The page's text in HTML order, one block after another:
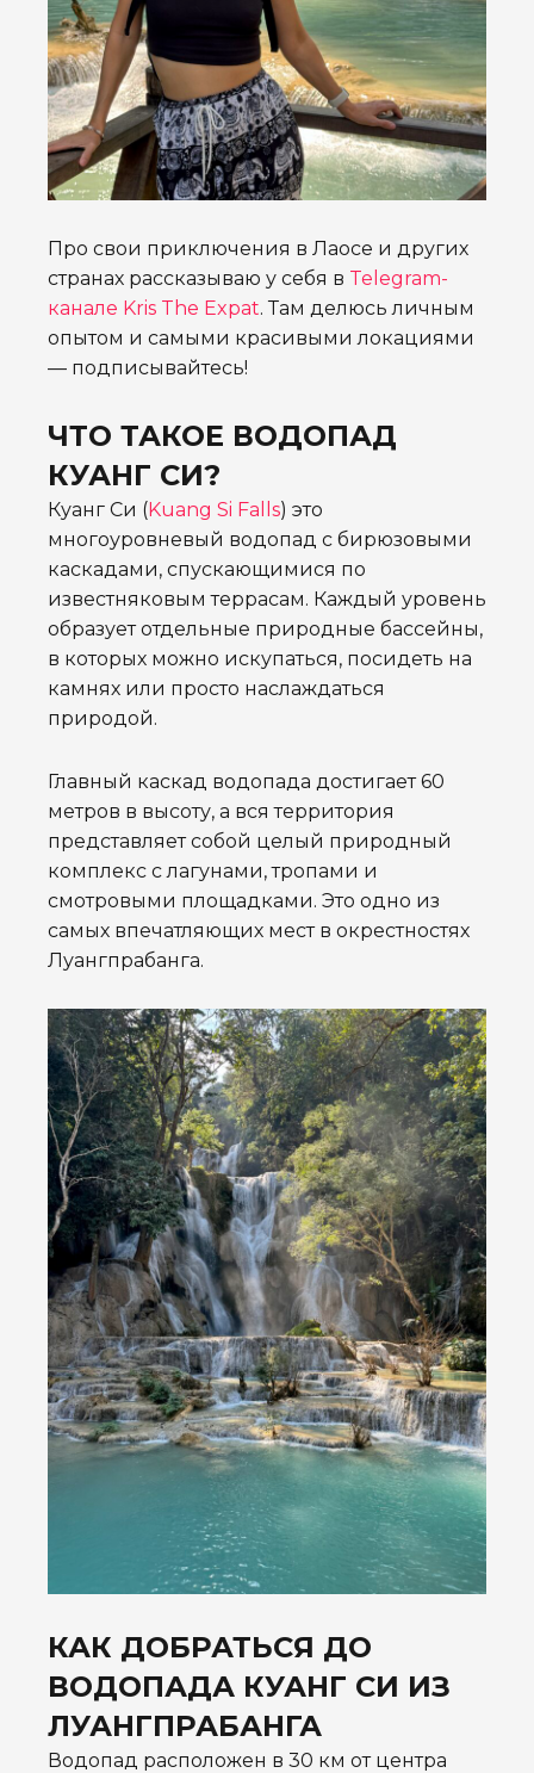
Про свои приключения в Лаосе и других
странах рассказываю у себя в Telegram-
канале Kris The Expat. Там делюсь личным
опытом и самыми красивыми локациями
— подписывайтесь!
ЧТО ТАКОЕ ВОДОПАД
КУАНГ СИ?
Куанг Си (Kuang Si Falls) это
многоуровневый водопад с бирюзовыми
каскадами, спускающимися по
известняковым террасам. Каждый уровень
образует отдельные природные бассейны,
в которых можно искупаться, посидеть на
камнях или просто наслаждаться
природой.
Главный каскад водопада достигает 60
метров в высоту, а вся территория
представляет собой целый природный
комплекс с лагунами, тропами и
смотровыми площадками. Это одно из
самых впечатляющих мест в окрестностях
Луангпрабанга.
КАК ДОБРАТЬСЯ ДО
ВОДОПАДА КУАНГ СИ ИЗ
ЛУАНГПРАБАНГА
Водопад расположен в 30 км от центра